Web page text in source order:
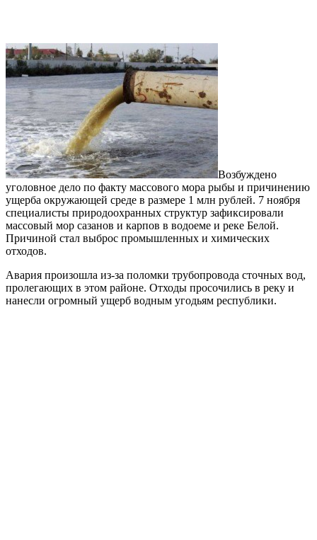
Возбуждено
уголовное дело по факту массового мора рыбы и причинению
ущерба окружающей среде в размере 1 млн рублей. 7 ноября
специалисты природоохранных структур зафиксировали
массовый мор сазанов и карпов в водоеме и реке Белой.
Причиной стал выброс промышленных и химических
отходов.
Авария произошла из-за поломки трубопровода сточных вод,
пролегающих в этом районе. Отходы просочились в реку и
нанесли огромный ущерб водным угодьям республики.